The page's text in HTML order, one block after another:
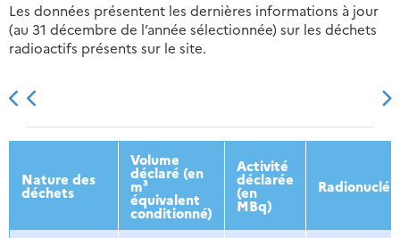
Les données présentent les dernières informations à jour
(au 31 décembre de l’année sélectionnée) sur les déchets
radioactifs présents sur le site.
2013 2014 2015 2016
Nature des
déchets
Volume
déclaré (en
m³
équivalent
conditionné)
Activité
déclarée
(en
MBq)